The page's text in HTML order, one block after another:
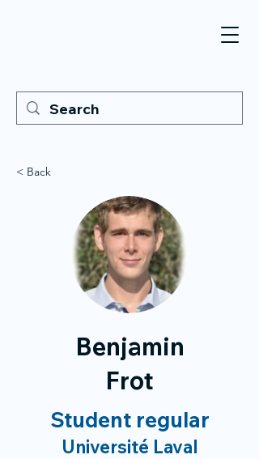
< Back
Benjamin
Frot
Student regular
Université Laval